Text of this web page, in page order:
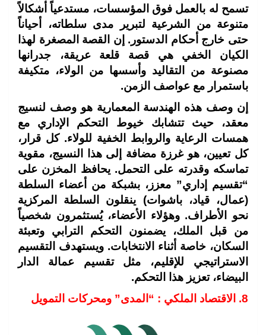
تسمح له بالعمل فوق المؤسسات، مستدعياً أشكالاً
متنوعة من الشرعية لتبرير مدى سلطاته، أحياناً
حتى خارج أحكام الدستور. إن القصة المصغرة لهذا
الكيان الخفي هي قصة قلعة عريقة، جدرانها
مصنوعة من التقاليد وأسسها من الولاء، متكيفة
باستمرار مع عواصف الزمن.
إن وصف هذه الهندسة المعمارية هو وصف لنسيج
معقد، حيث تتشابك خيوط التحكم الإداري مع
همسات الرعاية والروابط الخفية للولاء. كل قرار،
كل تعيين، هو غرزة مضافة إلى هذا النسيج، مقوية
تماسكه وقدرته على التحمل. يحافظ المخزن على
“تقسيم إداري” معزز، بشبكة من أعضاء السلطة
(عمال، قياد، باشوات) ينقلون السلطة المركزية
نحو الأطراف. وهؤلاء الأعضاء، يُستثمرون شخصياً
من قبل الملك، يضمنون التحكم الترابي وتعبئة
السكان، خاصة أثناء الانتخابات. ويستهدف التقسيم
الاستراتيجي للإقليم، مثل تقسيم عمالة الدار
البيضاء، تعزيز هذا التحكم.
8. الاقتصاد الملكي : “المدى” ومحركات التمويل